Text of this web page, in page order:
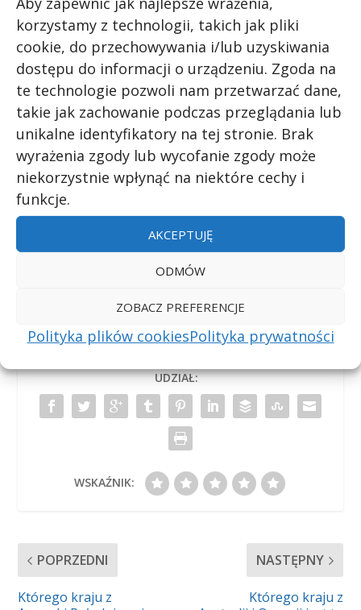
korzystamy z technologii, takich jak pliki
cookie, do przechowywania i/lub uzyskiwania
dostępu do informacji o urządzeniu. Zgoda na
te technologie pozwoli nam przetwarzać dane,
takie jak zachowanie podczas przeglądania lub
unikalne identyfikatory na tej stronie. Brak
wyrażenia zgody lub wycofanie zgody może
niekorzystnie wpłynąć na niektóre cechy i
funkcje.
AKCEPTUJĘ
ODMÓW
ZOBACZ PREFERENCJE
Polityka plików cookiesPolityka prywatności
Którego afrykańskiego kraju jest
to godło? – część 2
sie 2, 2022|Afryka, quiz
Sprawdź, czy poznajesz którego
afrykańskiego kraju jest to godło? – część 2
STARSZE WPISY
UDZIAŁ:
WSKAŹNIK:
POPRZEDNI
Którego kraju z
NASTĘPNY
Którego kraju z